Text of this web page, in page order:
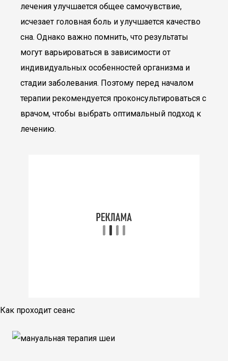
лечения улучшается общее самочувствие,
исчезает головная боль и улучшается качество
сна. Однако важно помнить, что результаты
могут варьироваться в зависимости от
индивидуальных особенностей организма и
стадии заболевания. Поэтому перед началом
терапии рекомендуется проконсультироваться с
врачом, чтобы выбрать оптимальный подход к
лечению.
Как проходит сеанс